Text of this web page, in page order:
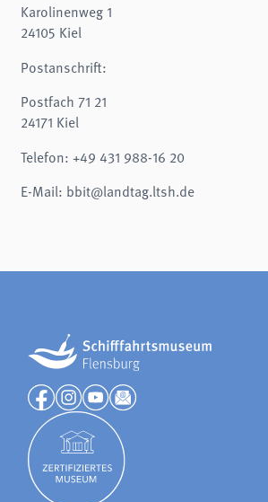
Karolinenweg 1
24105 Kiel
Postanschrift:
Postfach 71 21
24171 Kiel
Telefon: +49 431 988-16 20
E-Mail: bbit@landtag.ltsh.de